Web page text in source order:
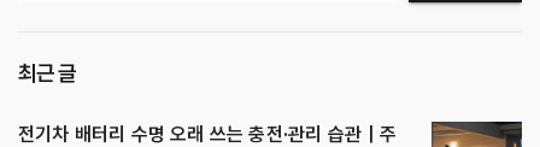
최근 글
전기차 배터리 수명 오래 쓰는 충전·관리 습관｜주